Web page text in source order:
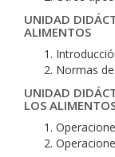
UNIDAD
ALIMENTOS
Normas
UNIDAD
LOS